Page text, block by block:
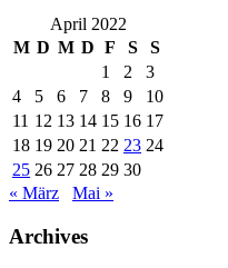
April 2022
M D M D F S
S
1
2
3
4
5 6 7 8 9
10
11 12 13 14 15 16 17
18 19 20 21 22 23 24
25 26 27 28 29 30
« März
Mai »
Archives